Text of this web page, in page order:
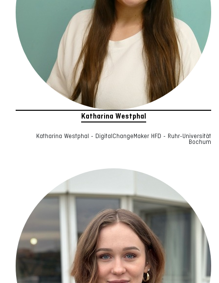
Katharina Westphal
Katharina Westphal - DigitalChangeMaker HFD - Ruhr-Universität
Bochum